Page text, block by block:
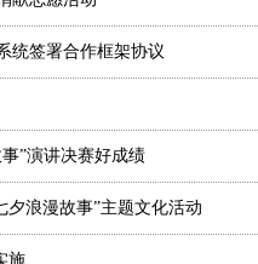
统签署合作框架协议
”演讲决赛好成绩
夕浪漫故事”主题文化活动
施